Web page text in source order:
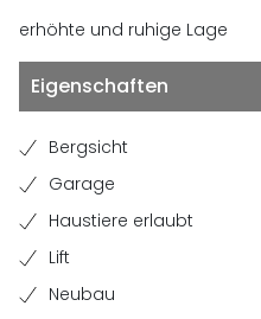
erhöhte und ruhige Lage
Eigenschaften
Bergsicht
Garage
Haustiere erlaubt
Lift
Neubau